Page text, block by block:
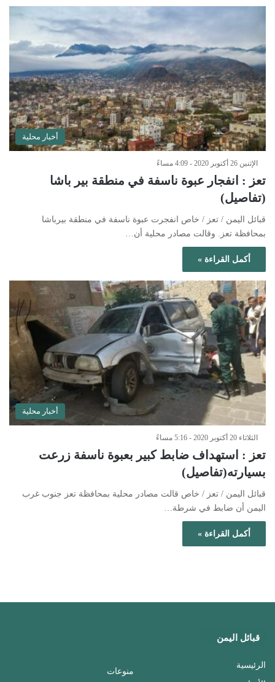
أخبار محلية
الإثنين 26 أكتوبر 2020 - 4:09 مساءً
تعز : انفجار عبوة ناسفة في منطقة بير باشا
(تفاصيل)
قبائل اليمن / تعز / خاص انفجرت عبوة ناسفة في منطقة بيرباشا
بمحافظة تعز. وقالت مصادر محلية أن…
أكمل القراءة »
أخبار محلية
الثلاثاء 20 أكتوبر 2020 - 5:16 مساءً
تعز : استهداف ضابط كبير بعبوة ناسفة زرعت
بسيارته(تفاصيل)
قبائل اليمن / تعز / خاص قالت مصادر محلية بمحافظة تعز جنوب غرب
اليمن أن ضابط في شرطة…
أكمل القراءة »
قبائل اليمن
الرئيسية
منوعات